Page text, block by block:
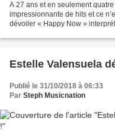
A 27 ans et en seulement
impressionnante de hits et ce
dévoiler « Happy Now »
Estelle Valensuela
Publié le 31/10/2018 à 06:33
Par Steph Musicnation